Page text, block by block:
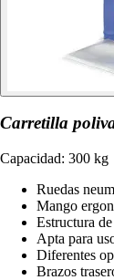
Carretilla
Capacidad: 300 kg
Ruedas
Mango
Estructura
Apta para
Diferentes
Brazos